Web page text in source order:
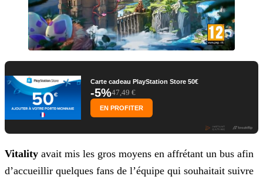
Carte cadeau PlayStation Store 50€
-5%47,49 €
EN PROFITER
Vitality avait mis les gros moyens en affrétant un bus afin
d’accueillir quelques fans de l’équipe qui souhaitait suivre